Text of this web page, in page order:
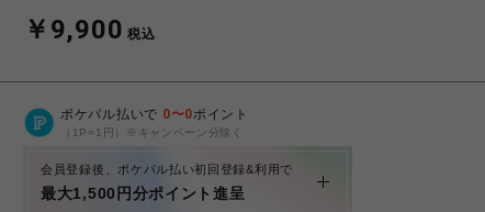
￥9,900 税込
ポケパル払いで 0〜0ポイント
（1P=1円）※キャンペーン分除く
会員登録後、ポケパル払い初回登録&利用で
最大1,500円分ポイント進呈